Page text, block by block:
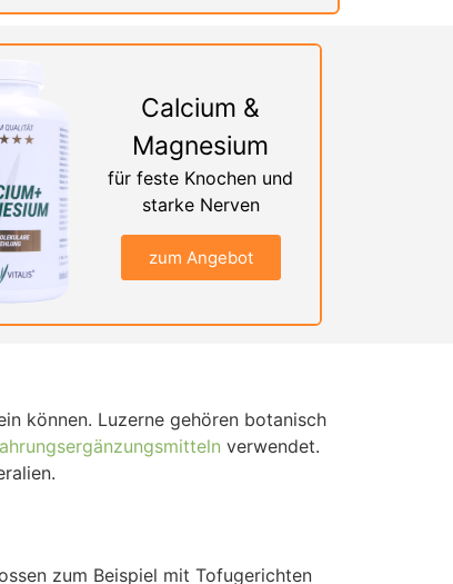
Calcium &
Magnesium
für feste Knochen und
starke Nerven
zum Angebot
können. Luzerne gehören botanisch
verwendet.
zum Beispiel mit Tofugerichten